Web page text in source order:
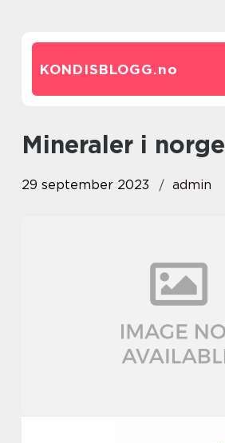
KONDISBLOGG.no
mineraler i norge
29 september 2023 admin